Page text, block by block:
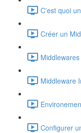
C'est quoi
Créer un
Middleware
Configurer